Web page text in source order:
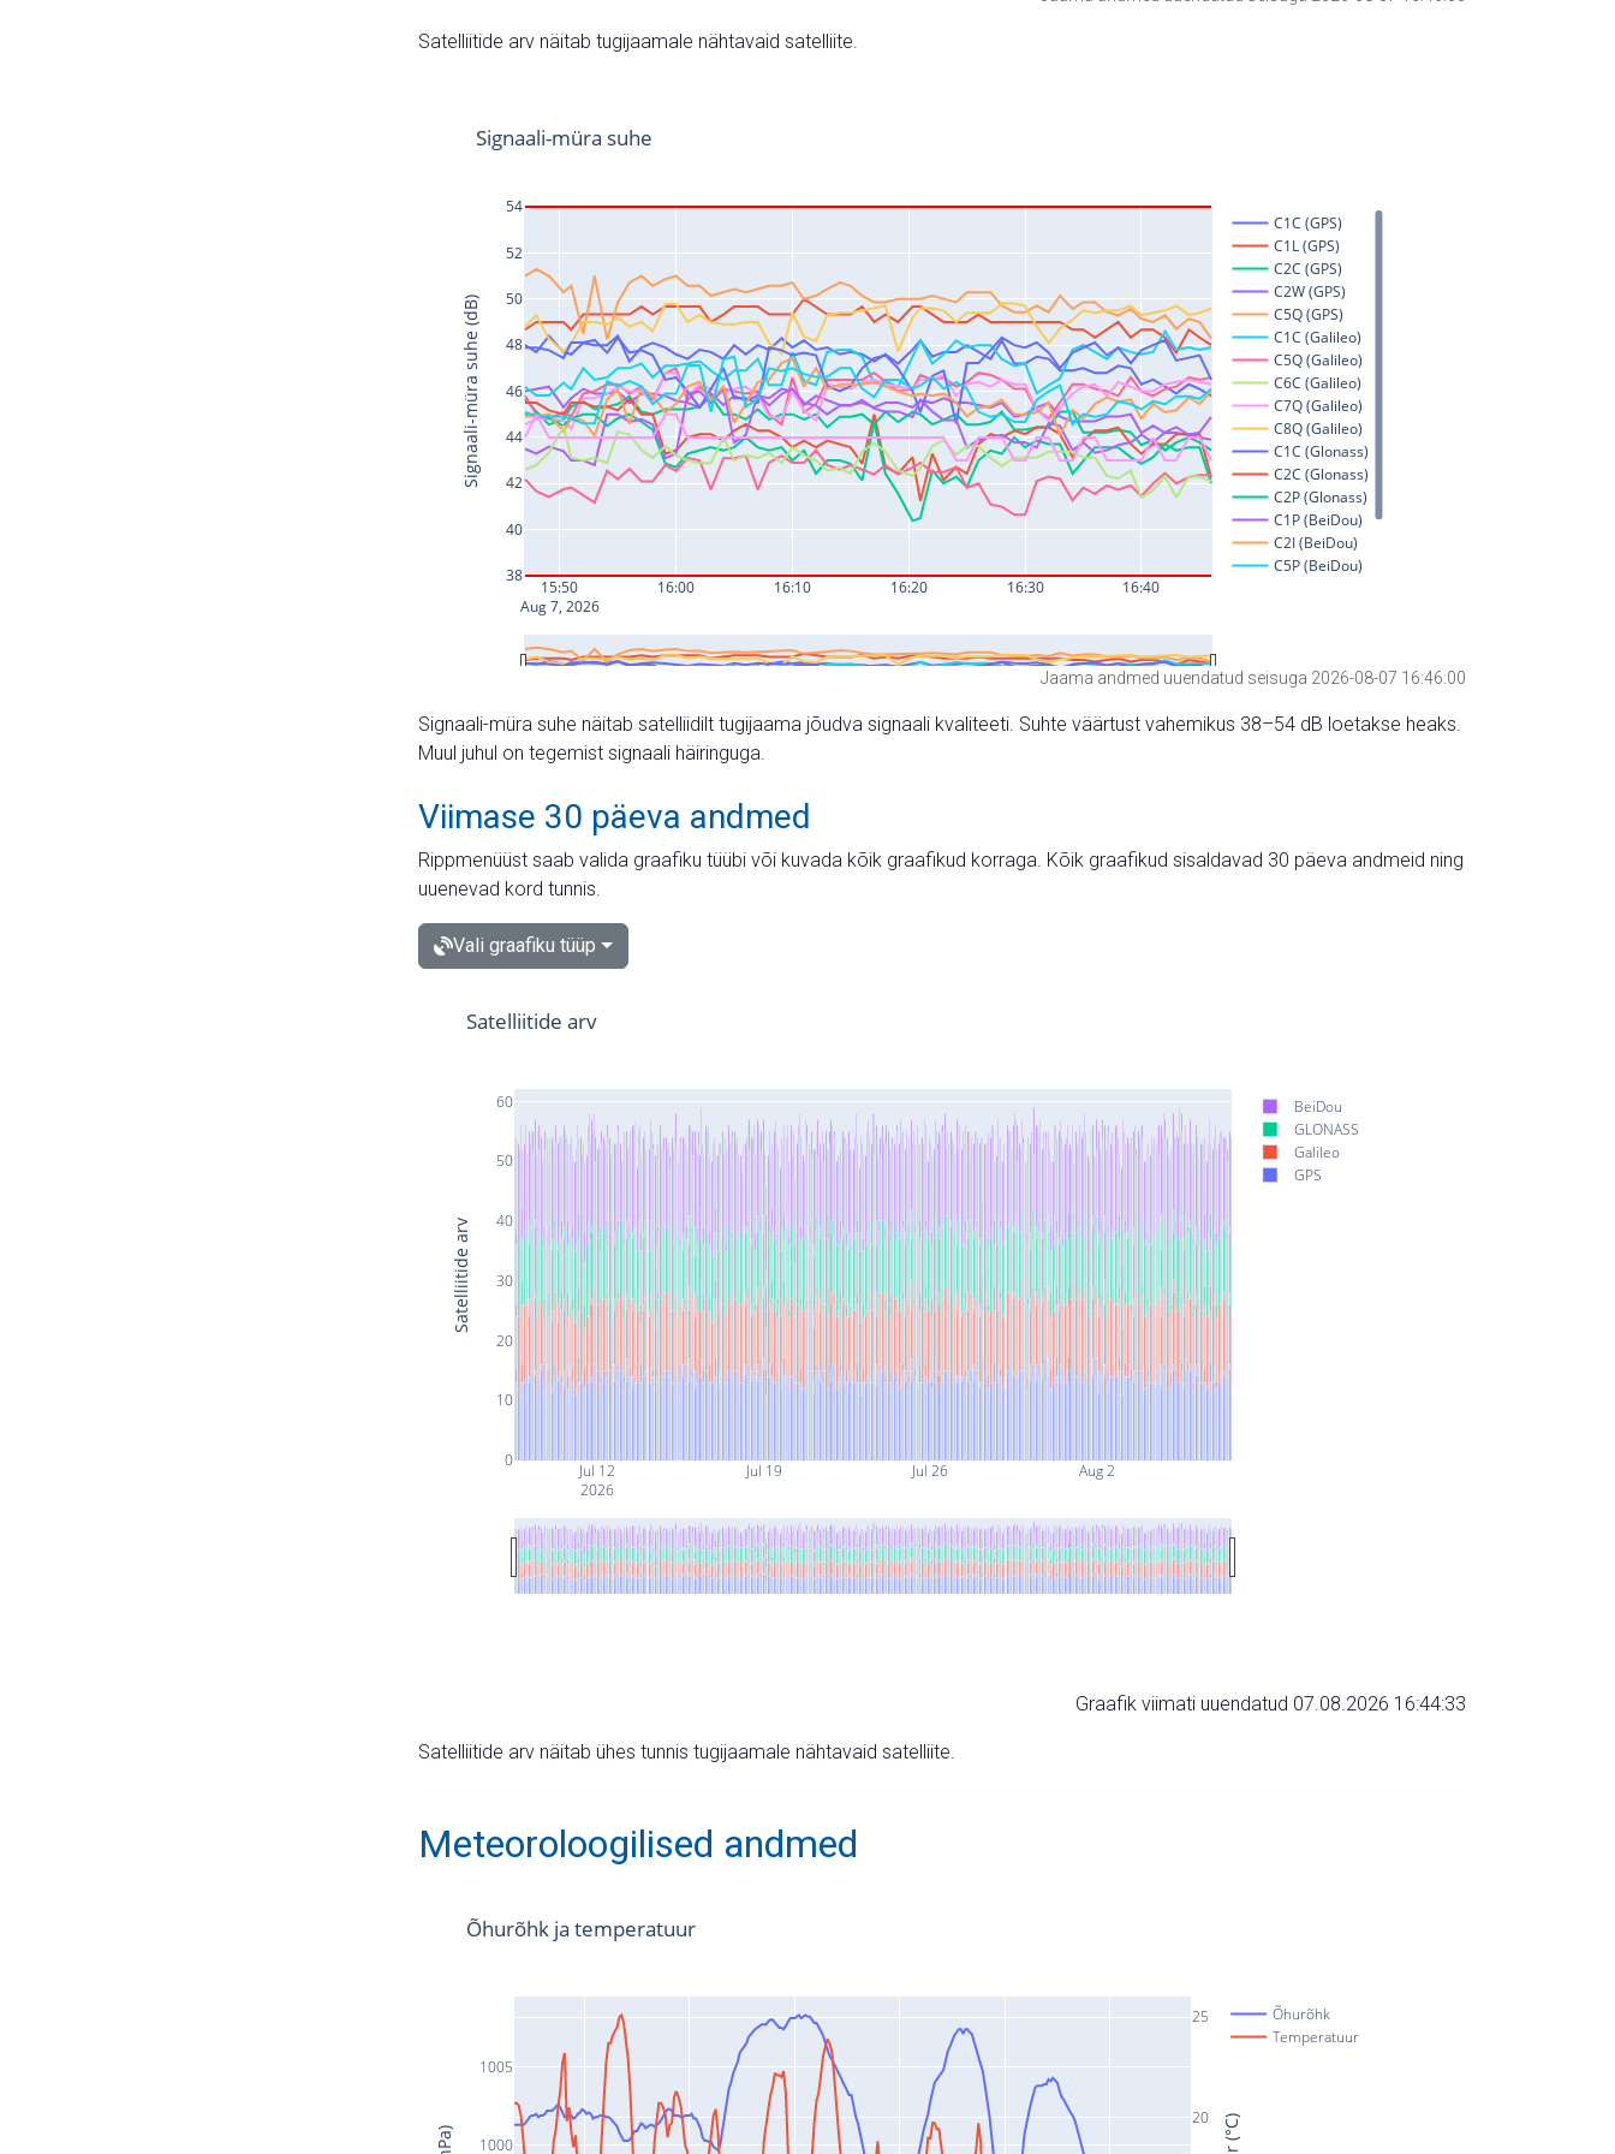
Satelliitide arv näitab tugijaamale nähtavaid satelliite.
Jaama andmed uuendatud seisuga 2026-08-07 16:46:00
Signaali-müra suhe näitab satelliidilt tugijaama jõudva signaali kvaliteeti. Suhte väärtust vahemikus 38–54 dB loetakse heaks.
Muul juhul on tegemist signaali häiringuga.
Viimase 30 päeva andmed
Rippmenüüst saab valida graafiku tüübi või kuvada kõik graafikud korraga. Kõik graafikud sisaldavad 30 päeva andmeid ning
uuenevad kord tunnis.
Vali graafiku tüüp
Jul 12
2026
Jul 19 Jul 26 Aug 2
0
10
20
30
40
50
60
BeiDou
GLONASS
Galileo
GPS
Satelliitide arv
Satelliitide arv
Graafik viimati uuendatud 07.08.2026 16:44:33
Satelliitide arv näitab ühes tunnis tugijaamale nähtavaid satelliite.
Meteoroloogilised andmed
1000
1005
20
25
Õhurõhk
Temperatuur
Õhurõhk ja temperatuur